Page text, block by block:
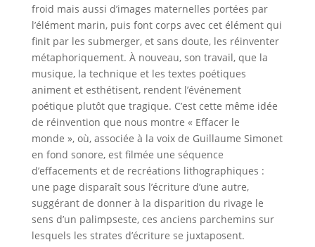
froid mais aussi d’images maternelles portées par
l’élément marin, puis font corps avec cet élément qui
finit par les submerger, et sans doute, les réinventer
métaphoriquement. À nouveau, son travail, que la
musique, la technique et les textes poétiques
animent et esthétisent, rendent l’événement
poétique plutôt que tragique. C’est cette même idée
de réinvention que nous montre « Effacer le
monde », où, associée à la voix de Guillaume Simonet
en fond sonore, est filmée une séquence
d’effacements et de recréations lithographiques :
une page disparaît sous l’écriture d’une autre,
suggérant de donner à la disparition du rivage le
sens d’un palimpseste, ces anciens parchemins sur
lesquels les strates d’écriture se juxtaposent.